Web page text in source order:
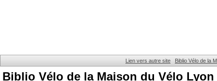
Lien vers autre site Biblio Vélo de la
Biblio Vélo de la Maison du Vélo Lyon